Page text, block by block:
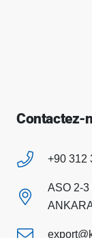
Contactez-
+90 312
ASO 2-